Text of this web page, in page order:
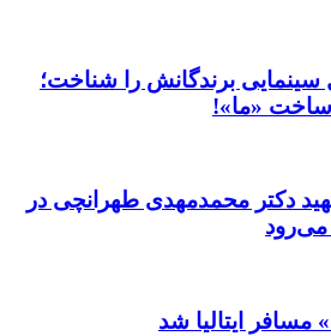
برندگانش را شناخت؛
«ما»!
دکتر محمدمهدی طهرانچی در
می‌رود
ایتالیا شد